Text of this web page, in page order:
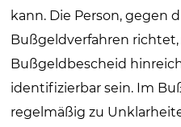
kann. Die Person, gegen
Bußgeldverfahren
Bußgeldbescheid
identifizierbar sein. Im
regelmäßig zu